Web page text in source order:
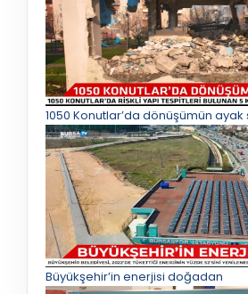
1050 Konutlar’da dönüşümün ayak
Büyükşehir’in enerjisi doğadan